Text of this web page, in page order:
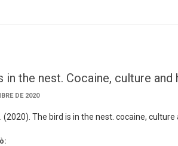
in the nest. Cocaine, culture
DE 2020
(2020). The bird is in the nest. cocaine,